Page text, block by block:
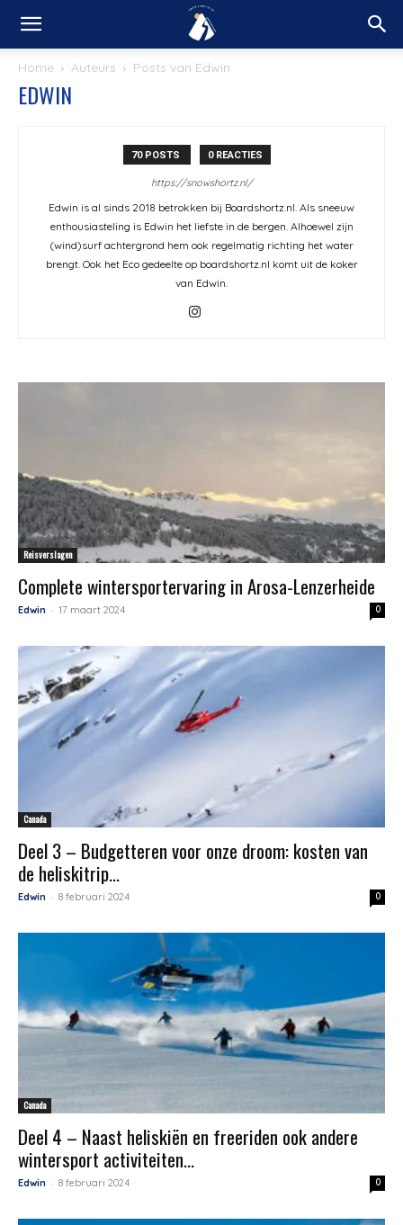
Home Auteurs Posts van Edwin
EDWIN
70 POSTS 0 REACTIES
https://snowshortz.nl/
Edwin is al sinds 2018 betrokken bij Boardshortz.nl. Als sneeuw
enthousiasteling is Edwin het liefste in de bergen. Alhoewel zijn
(wind)surf achtergrond hem ook regelmatig richting het water
brengt. Ook het Eco gedeelte op boardshortz.nl komt uit de koker
van Edwin.
Reisverslagen
Complete wintersportervaring in Arosa-Lenzerheide
Edwin - 17 maart 2024 0
Canada
Deel 3 – Budgetteren voor onze droom: kosten van
de heliskitrip...
Edwin - 8 februari 2024 0
Canada
Deel 4 – Naast heliskiën en freeriden ook andere
wintersport activiteiten...
Edwin - 8 februari 2024 0